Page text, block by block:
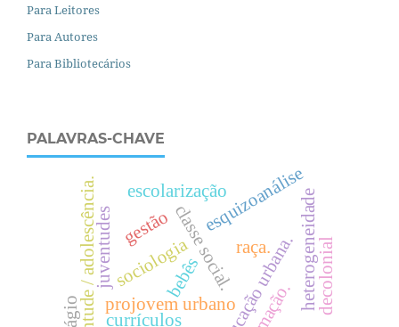
Para Leitores
Para Autores
Para Bibliotecários
PALAVRAS-CHAVE
currículos
projovem urbano
juventude / adolescência. .
c
l
a
s
s
e
s
o
c
i
a
l
.raça.
gestão
juventudes
escolarização heterogeneidade
esquizoanálise
decolonial
bebês
sociologia